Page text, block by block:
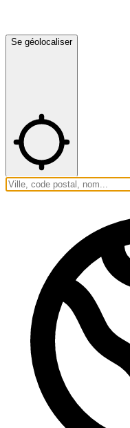
Se géolocaliser